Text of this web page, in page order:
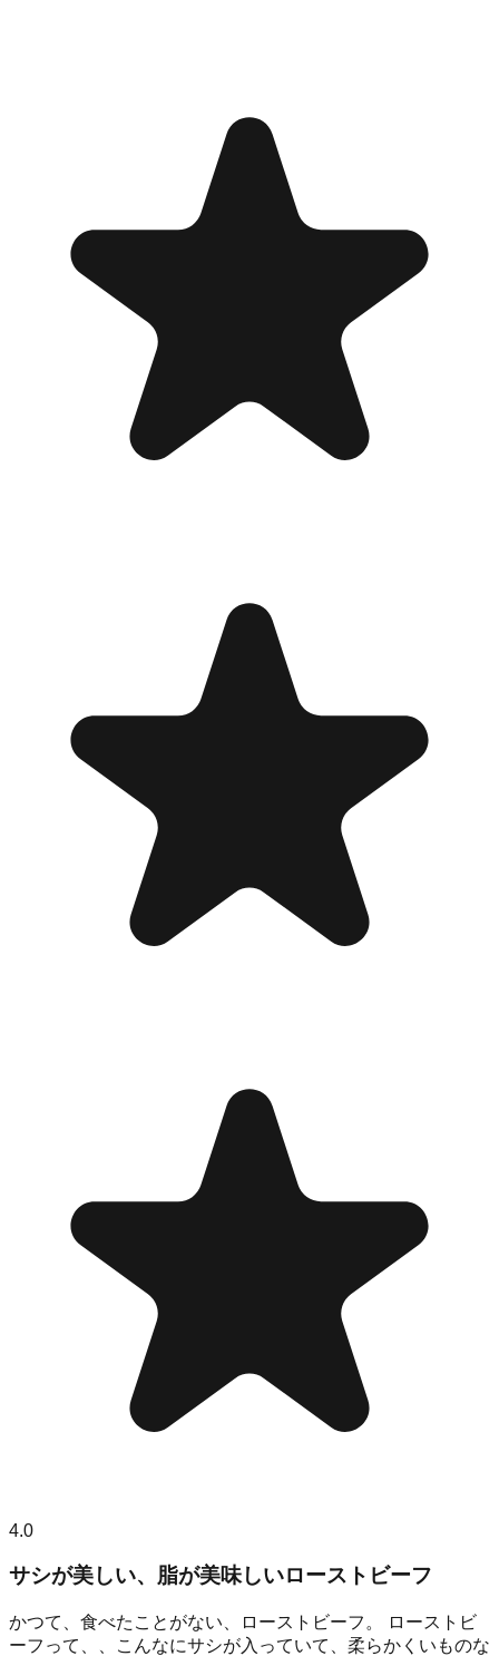
4.0
サシが美しい、脂が美味しいローストビーフ
かつて、食べたことがない、ローストビーフ。 ローストビ
ーフって、、こんなにサシが入っていて、柔らかくいものな